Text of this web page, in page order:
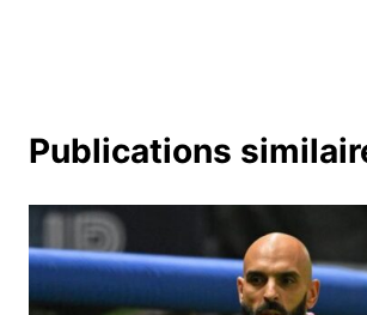
Publications